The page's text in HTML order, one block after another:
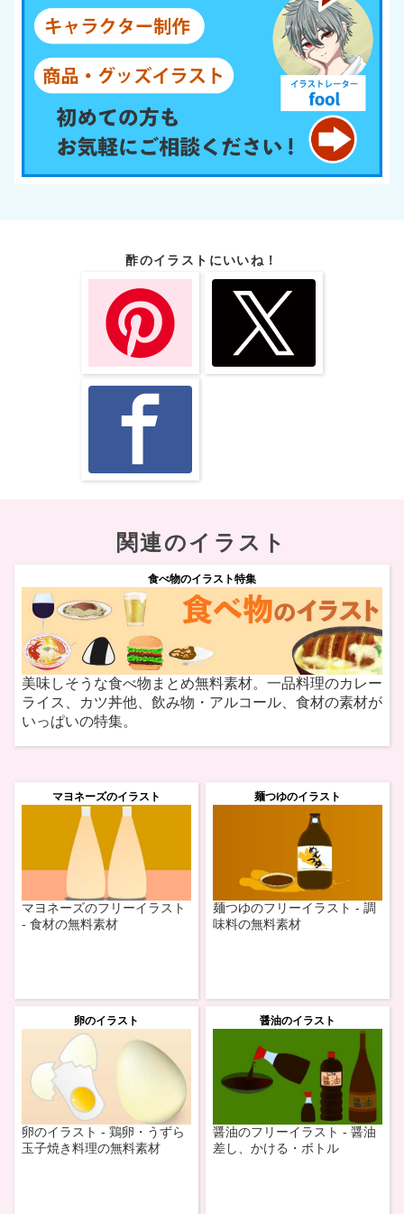
酢のイラストにいいね！
関連のイラスト
食べ物のイラスト特集
美味しそうな食べ物まとめ無料素材。一品料理のカレー
ライス、カツ丼他、飲み物・アルコール、食材の素材が
いっぱいの特集。
マヨネーズのイラスト
マヨネーズのフリーイラスト
- 食材の無料素材
麺つゆのイラスト
麺つゆのフリーイラスト - 調
味料の無料素材
卵のイラスト
卵のイラスト - 鶏卵・うずら
玉子焼き料理の無料素材
醤油のイラスト
醤油のフリーイラスト - 醤油
差し、かける・ボトル